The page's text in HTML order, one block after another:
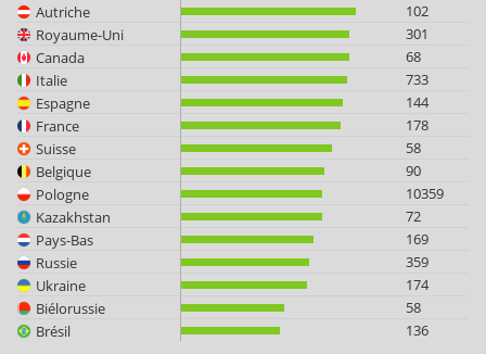
Autriche
102
Royaume-Uni
301
Canada
68
Italie
733
Espagne
144
France
178
Suisse
58
Belgique
90
Pologne
10359
Kazakhstan
72
Pays-Bas
169
Russie
359
Ukraine
174
Biélorussie
58
Brésil
136